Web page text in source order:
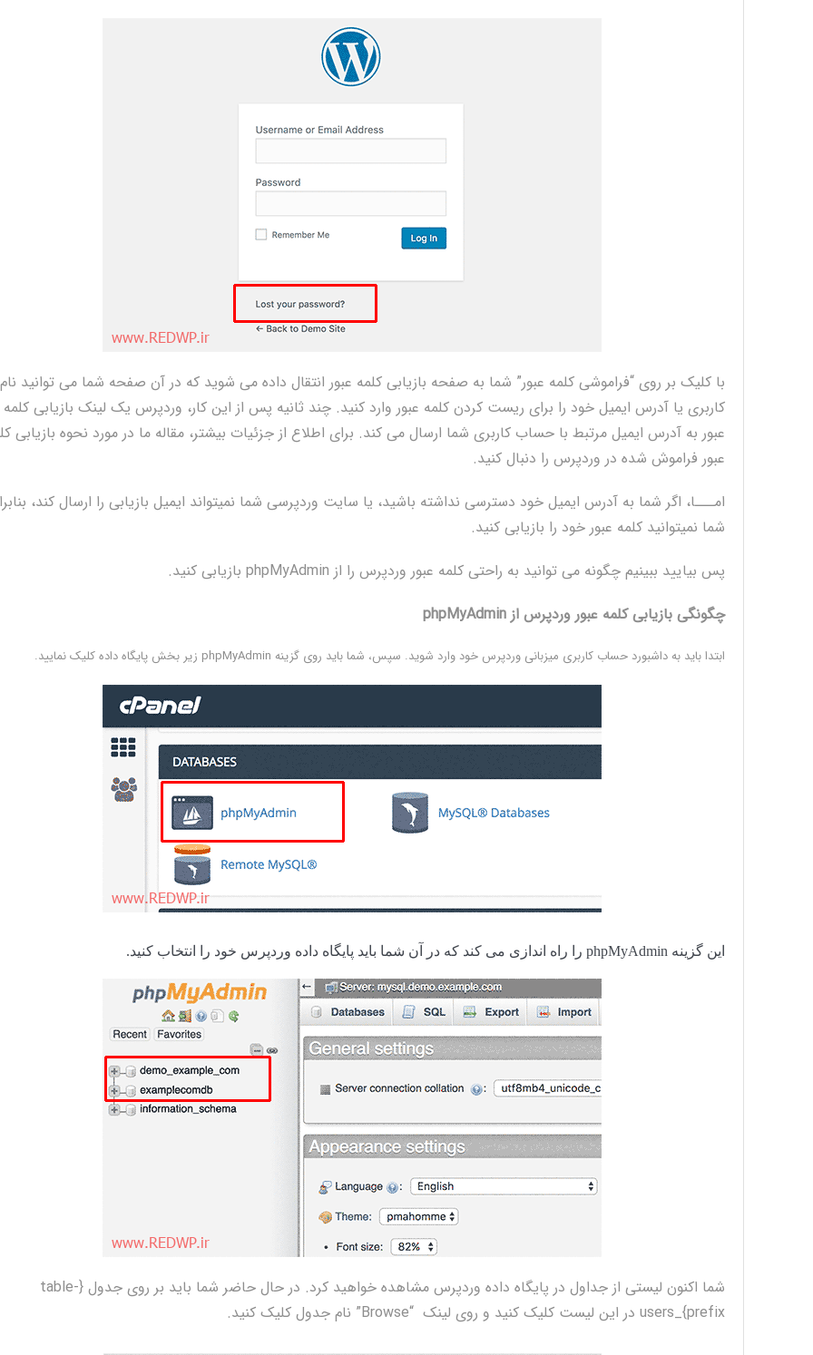
با کلیک بر روی “فراموشی کلمه عبور” شما به صفحه بازیابی کلمه عبور انتقال داده می شوید که در آن صفحه شما می توانید نام
کاربری یا آدرس ایمیل خود را برای ریست کردن کلمه عبور وارد کنید. چند ثانیه پس از این کار، وردپرس یک لینک بازیابی کلمه
عبور به آدرس ایمیل مرتبط با حساب کاربری شما ارسال می کند. برای اطلاع از جزئیات بیشتر، مقاله ما در مورد نحوه بازیابی
عبور فراموش شده در وردپرس را دنبال کنید.
امـــا، اگر شما به آدرس ایمیل خود دسترسی نداشته باشید، یا سایت وردپرسی شما نمیتواند ایمیل بازیابی را ارسال کند،
شما نمیتوانید کلمه عبور خود را بازیابی کنید.
پس بیایید ببینیم چگونه می توانید به راحتی کلمه عبور وردپرس را از phpMyAdmin بازیابی کنید.
چگونگی بازیابی کلمه عبور وردپرس از phpMyAdmin
ابتدا باید به داشبورد حساب کاربری میزبانی وردپرس خود وارد شوید. سپس، شما باید روی گزینه phpMyAdmin زیر بخش پایگاه داده کلیک نمایید.
این گزینه phpMyAdmin را راه اندازی می کند که در آن شما باید پایگاه داده وردپرس خود را انتخاب کنید.
شما اکنون لیستی از جداول در پایگاه داده وردپرس مشاهده خواهید کرد. در حال حاضر شما باید بر روی جدول {table-
prefix}_users در این لیست کلیک کنید و روی لینک “Browse” نام جدول کلیک کنید.